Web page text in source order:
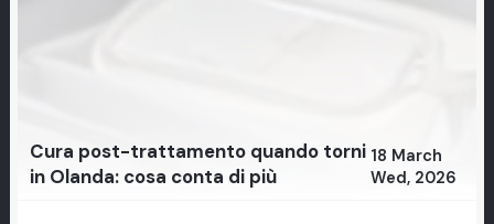
Cura post-trattamento quando torni
in Olanda: cosa conta di più
18 March
Wed, 2026